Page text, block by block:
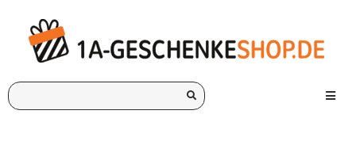
Ich
suche
Menü